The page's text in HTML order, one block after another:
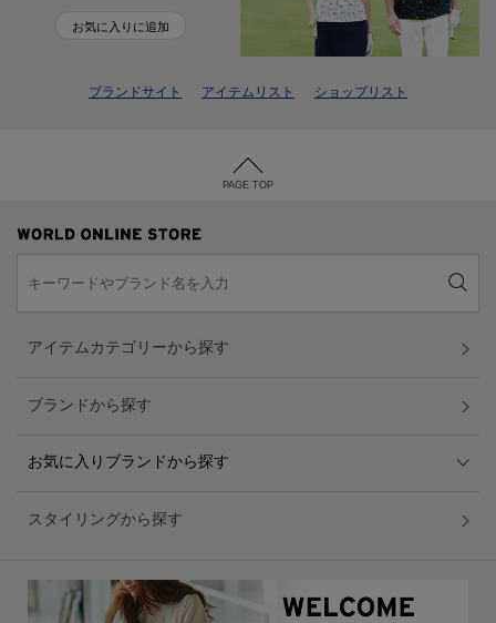
お気に入りに追加
ブランドサイト アイテムリスト ショップリスト
PAGE TOP
アイテムカテゴリーから探す
ブランドから探す
お気に入りブランドから探す
スタイリングから探す